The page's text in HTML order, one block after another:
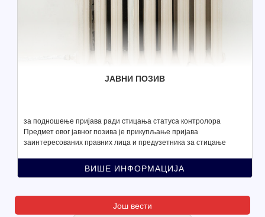
ЈАВНИ ПОЗИВ
за подношење пријава ради стицања статуса контролора
Предмет овог јавног позива је прикупљање пријава
заинтересованих правних лица и предузетника за стицање
Правилима о раду дистрибутивног система ЈКП „Градска
ВИШЕ ИНФОРМАЦИЈА
Још вести